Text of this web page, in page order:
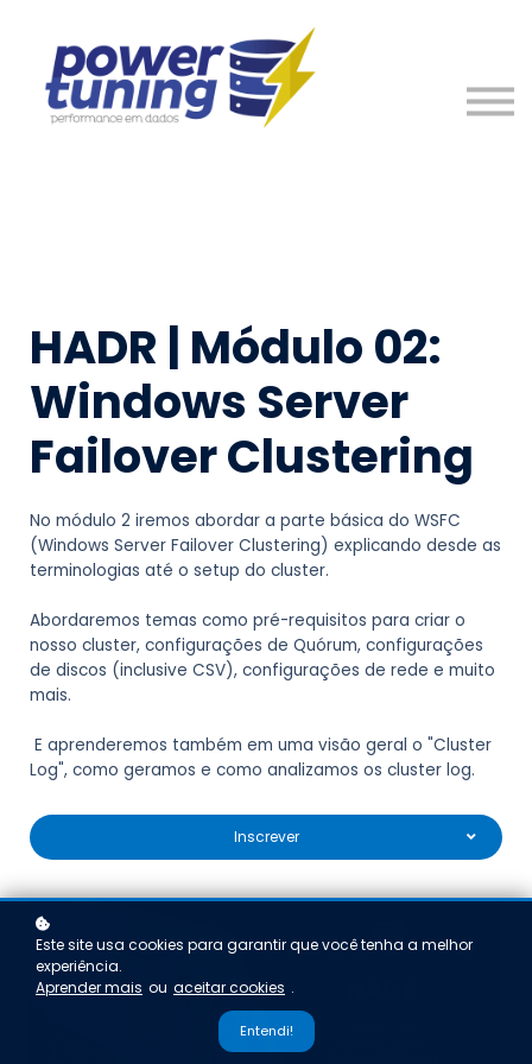
Nosso Time
Entre em Contato
HADR | Módulo 02:
Windows Server
Failover Clustering
No módulo 2 iremos abordar a parte básica do WSFC
(Windows Server Failover Clustering) explicando desde as
terminologias até o setup do cluster.
Abordaremos temas como pré-requisitos para criar o
nosso cluster, configurações de Quórum, configurações
de discos (inclusive CSV), configurações de rede e muito
mais.
E aprenderemos também em uma visão geral o "Cluster
Log", como geramos e como analizamos os cluster log.
Inscrever
Este site usa cookies para garantir que você tenha a melhor
experiência.
Aprender mais ou aceitar cookies .
Entendi!